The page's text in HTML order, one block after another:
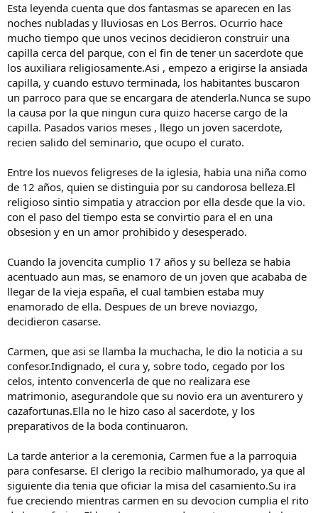
Esta leyenda cuenta que dos fantasmas se aparecen en las
noches nubladas y lluviosas en Los Berros. Ocurrio hace
mucho tiempo que unos vecinos decidieron construir una
capilla cerca del parque, con el fin de tener un sacerdote que
los auxiliara religiosamente.Asi , empezo a erigirse la ansiada
capilla, y cuando estuvo terminada, los habitantes buscaron
un parroco para que se encargara de atenderla.Nunca se supo
la causa por la que ningun cura quizo hacerse cargo de la
capilla. Pasados varios meses , llego un joven sacerdote,
recien salido del seminario, que ocupo el curato.
Entre los nuevos feligreses de la iglesia, habia una niña como
de 12 años, quien se distinguia por su candorosa belleza.El
religioso sintio simpatia y atraccion por ella desde que la vio.
con el paso del tiempo esta se convirtio para el en una
obsesion y en un amor prohibido y desesperado.
Cuando la jovencita cumplio 17 años y su belleza se habia
acentuado aun mas, se enamoro de un joven que acababa de
llegar de la vieja españa, el cual tambien estaba muy
enamorado de ella. Despues de un breve noviazgo,
decidieron casarse.
Carmen, que asi se llamba la muchacha, le dio la noticia a su
confesor.Indignado, el cura y, sobre todo, cegado por los
celos, intento convencerla de que no realizara ese
matrimonio, asegurandole que su novio era un aventurero y
cazafortunas.Ella no le hizo caso al sacerdote, y los
preparativos de la boda continuaron.
La tarde anterior a la ceremonia, Carmen fue a la parroquia
para confesarse. El clerigo la recibio malhumorado, ya que al
siguiente dia tenia que oficiar la misa del casamiento.Su ira
fue creciendo mientras carmen en su devocion cumplia el rito